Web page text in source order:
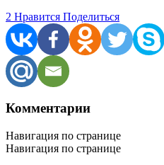
2 Нравится Поделиться
Комментарии
Навигация по странице
Навигация по странице